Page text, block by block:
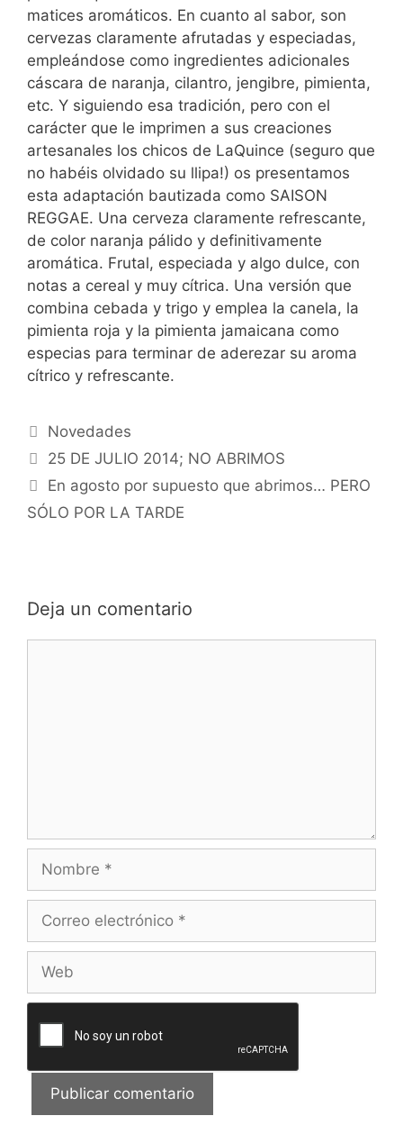
matices aromáticos. En cuanto al sabor, son
cervezas claramente afrutadas y especiadas,
empleándose como ingredientes adicionales
cáscara de naranja, cilantro, jengibre, pimienta,
etc. Y siguiendo esa tradición, pero con el
carácter que le imprimen a sus creaciones
artesanales los chicos de LaQuince (seguro que
no habéis olvidado su llipa!) os presentamos
esta adaptación bautizada como SAISON
REGGAE. Una cerveza claramente refrescante,
de color naranja pálido y definitivamente
aromática. Frutal, especiada y algo dulce, con
notas a cereal y muy cítrica. Una versión que
combina cebada y trigo y emplea la canela, la
pimienta roja y la pimienta jamaicana como
especias para terminar de aderezar su aroma
cítrico y refrescante.
Categorías
Novedades
25 DE JULIO 2014; NO ABRIMOS
En agosto por supuesto que abrimos… PERO
SÓLO POR LA TARDE
Deja un comentario
Nombre
Correo
Web